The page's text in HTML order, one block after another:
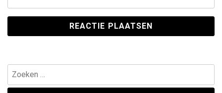
Zoeken
naar: